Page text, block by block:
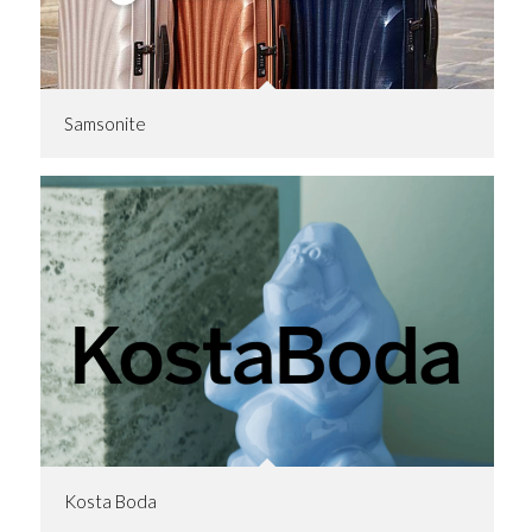
Samsonite
Kosta Boda